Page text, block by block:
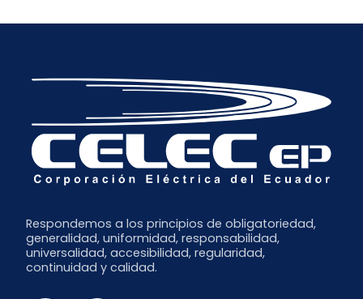
Respondemos a los principios de obligatoriedad,
generalidad, uniformidad, responsabilidad,
universalidad, accesibilidad, regularidad,
continuidad y calidad.